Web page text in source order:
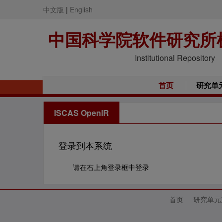
中文版 | English
中国科学院软件研究
Institutional Repository
首页 研究单
ISCAS OpenIR
登录到本系统
请在右上角登录框中登录
首页 研究单